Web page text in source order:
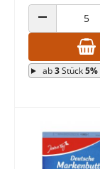
ANZAHL
ab3Stück